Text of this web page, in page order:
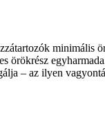
minimális
örökrész
– az ilyen